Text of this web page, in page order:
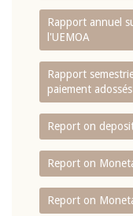
Rapport annuel
l'UEMOA
Rapport
paiement
Report on
Report on
Report on